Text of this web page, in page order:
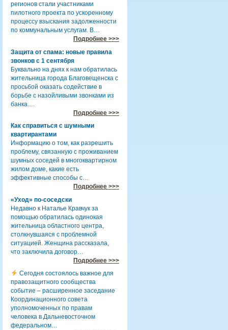
регионов стали участниками
пилотного проекта по ускоренному
процессу взыскания задолженности
по коммунальным услугам. В…
Подробнее >>>
Защита от спама: новые правила
звонков с 1 сентября
Буквально на днях к нам обратилась
жительница города Благовещенска с
просьбой оказать содействие в
борьбе с назойливыми звонками из
банка.…
Подробнее >>>
Как справиться с шумными
квартирантами
Информацию о том, как разрешить
проблему, связанную с проживанием
шумных соседей в многоквартирном
жилом доме, какие есть
эффективные способы с…
Подробнее >>>
«Уход» по-соседски
Недавно к Наталье Кравчук за
помощью обратилась одинокая
жительница областного центра,
столкнувшаяся с проблемной
ситуацией. Женщина рассказала,
что заключила договор…
Подробнее >>>
Сегодня состоялось важное для
правозащитного сообщества
событие – расширенное заседание
Координационного совета
уполномоченных по правам
человека в Дальневосточном
федеральном…